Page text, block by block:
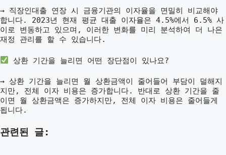
→ 직장인대출 연장 시 금융기관의 이자율을 면밀히 비교해야
합니다. 2023년 현재 평균 대출 이자율은 4.5%에서 6.5% 사
이로 변동하고 있으며, 이러한 변화를 미리 분석하여 더 나은
재정 관리를 할 수 있습니다.
상환 기간을 늘리면 어떤 장단점이 있나요?
→ 상환 기간을 늘리면 월 상환금액이 줄어들어 부담이 덜해지
지만, 전체 이자 비용은 증가합니다. 반대로 상환 기간을 줄
이면 월 상환금액은 증가하지만, 전체 이자 비용은 줄어들게
됩니다.
관련된 글: